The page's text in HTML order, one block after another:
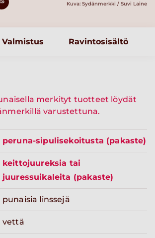
Kuva: Sydänmerkki / Suvi Laine
Valmistus Ravintosisältö
merkityt tuotteet löydät
varustettuna.
peruna-sipulisekoitusta (pakaste)
keittojuureksia tai
juuressuikaleita (pakaste)
punaisia linssejä
vettä